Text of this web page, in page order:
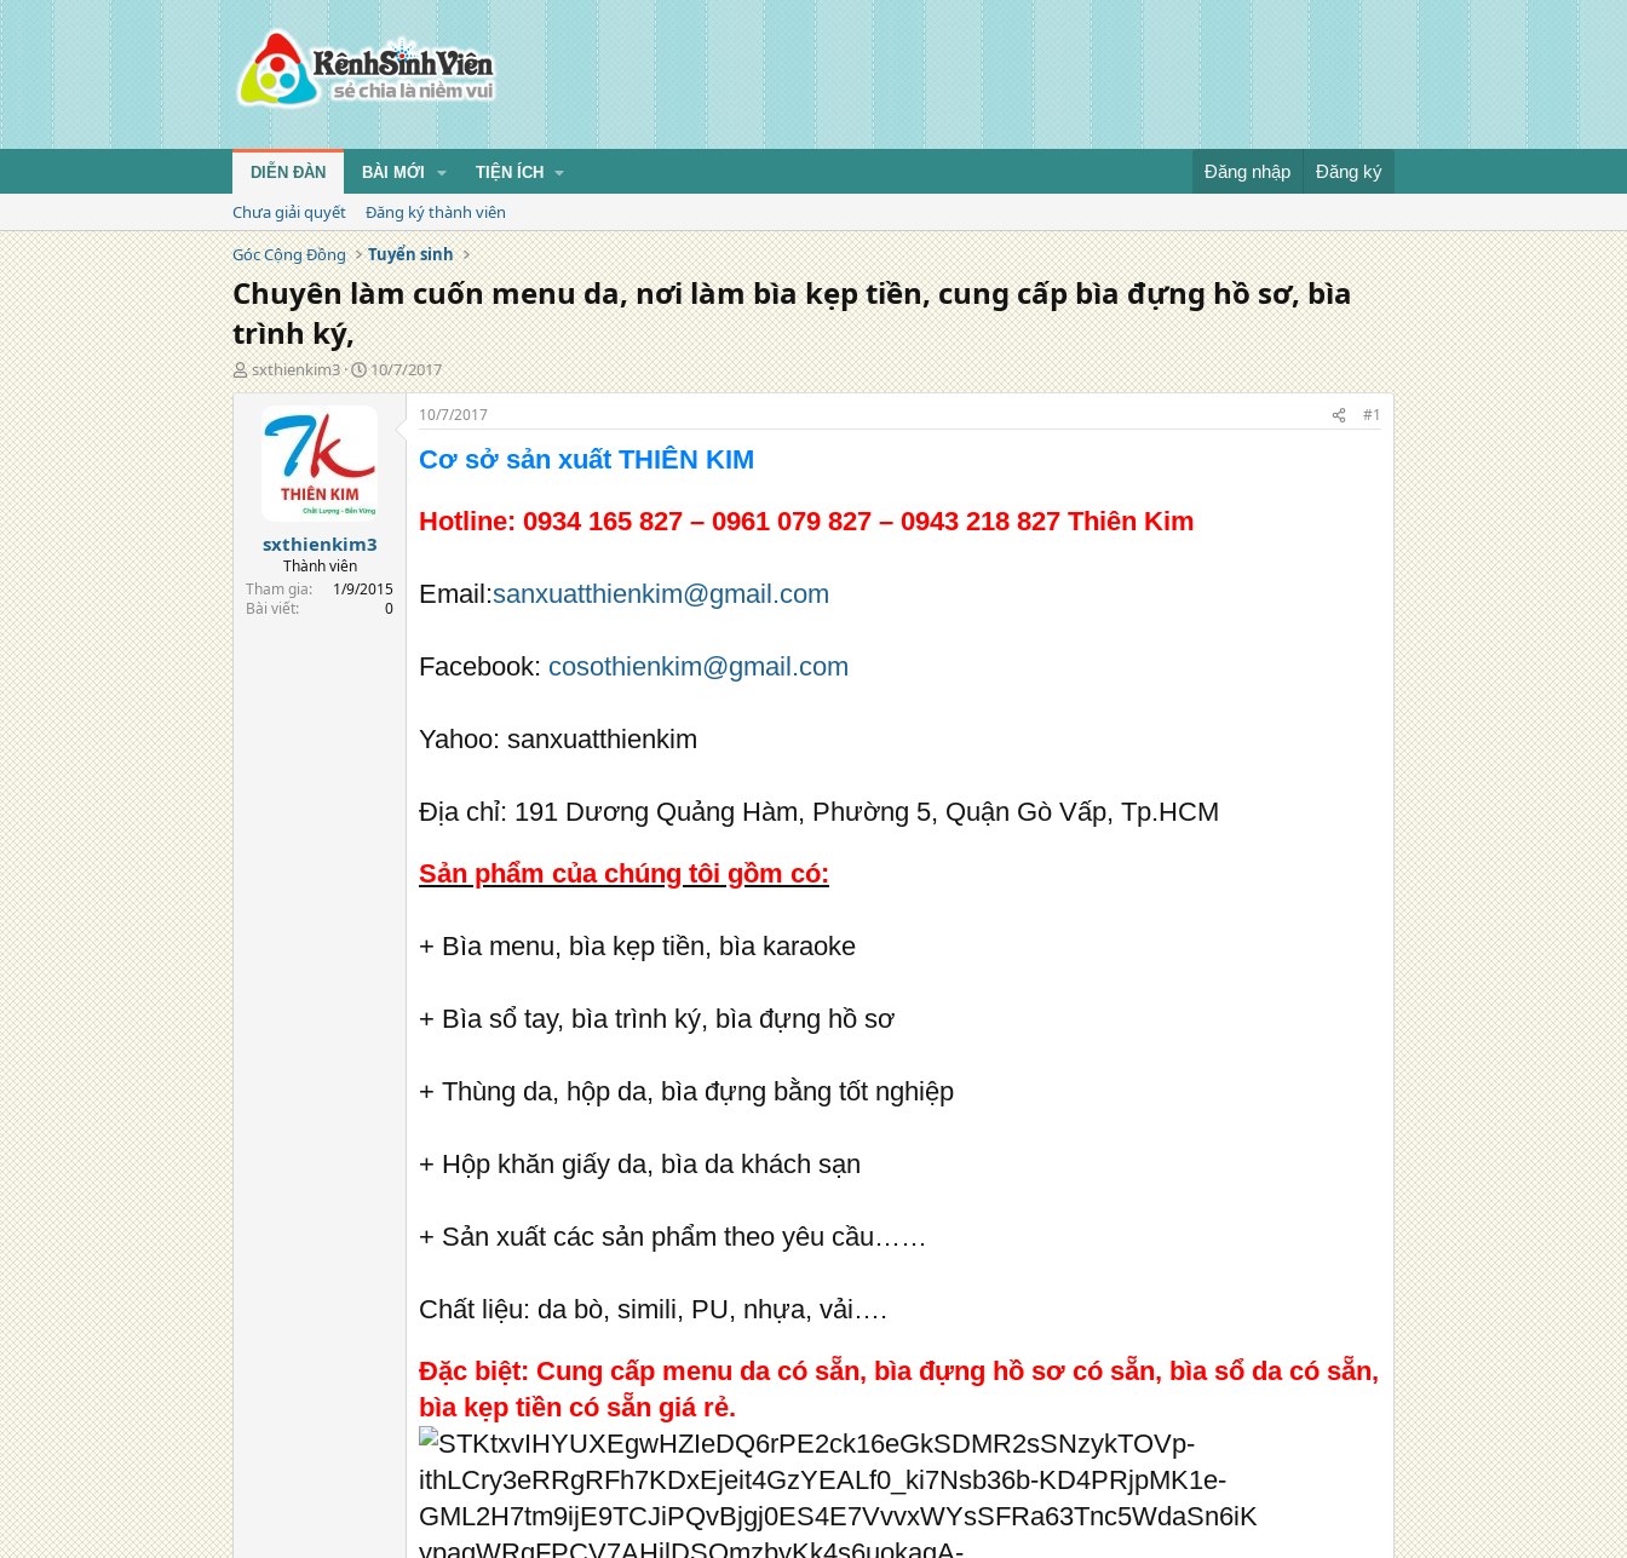
DIỄN ĐÀN BÀI MỚI TIỆN ÍCH Đăng nhập Đăng ký
Chưa giải quyết
Đăng ký thành viên
Góc Cộng Đồng
Tuyển sinh
Chuyên làm cuốn menu da, nơi làm bìa kẹp tiền, cung cấp bìa đựng hồ sơ, bìa
trình ký,
T
á
sxthienkim3
N
g
ă
g
10/7/2017
sxthienkim3
Thành viên
Tham gia
1/9/2015
Bài viết
0
10/7/2017 #1
Cơ sở sản xuất THIÊN KIM
Hotline: 0934 165 827 – 0961 079 827 – 0943 218 827 Thiên Kim
Email:sanxuatthienkim@gmail.com
Facebook: cosothienkim@gmail.com
Yahoo: sanxuatthienkim
Địa chỉ: 191 Dương Quảng Hàm, Phường 5, Quận Gò Vấp, Tp.HCM
Sản phẩm của chúng tôi gồm có:
+ Bìa menu, bìa kẹp tiền, bìa karaoke
+ Bìa sổ tay, bìa trình ký, bìa đựng hồ sơ
+ Thùng da, hộp da, bìa đựng bằng tốt nghiệp
+ Hộp khăn giấy da, bìa da khách sạn
+ Sản xuất các sản phẩm theo yêu cầu……
Chất liệu: da bò, simili, PU, nhựa, vải….
Đặc biệt: Cung cấp menu da có sẵn, bìa đựng hồ sơ có sẵn, bìa sổ da có sẵn,
bìa kẹp tiền có sẵn giá rẻ.